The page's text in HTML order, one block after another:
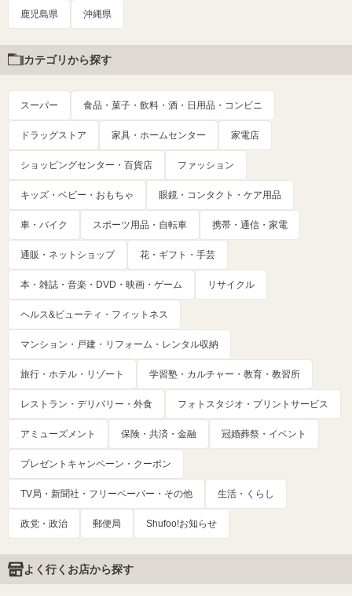
鹿児島県 沖縄県
カテゴリから探す
スーパー 食品・菓子・飲料・酒・日用品・コンビニ
ドラッグストア 家具・ホームセンター 家電店
ショッピングセンター・百貨店 ファッション
キッズ・ベビー・おもちゃ 眼鏡・コンタクト・ケア用品
車・バイク スポーツ用品・自転車 携帯・通信・家電
通販・ネットショップ 花・ギフト・手芸
本・雑誌・音楽・DVD・映画・ゲーム リサイクル
ヘルス&ビューティ・フィットネス
マンション・戸建・リフォーム・レンタル収納
旅行・ホテル・リゾート 学習塾・カルチャー・教育・教習所
レストラン・デリバリー・外食 フォトスタジオ・プリントサービス
アミューズメント 保険・共済・金融 冠婚葬祭・イベント
プレゼントキャンペーン・クーポン
TV局・新聞社・フリーペーパー・その他 生活・くらし
政党・政治 郵便局 Shufoo!お知らせ
よく行くお店から探す